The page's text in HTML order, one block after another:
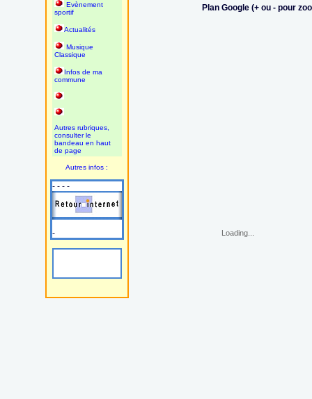
Evènement
sportif
Actualités
Musique
Classique
Infos de ma
commune
Autres rubriques,
consulter le
bandeau en haut
de page
Autres infos :
- - - -
-
Plan Google (+ ou - pour
Loading...